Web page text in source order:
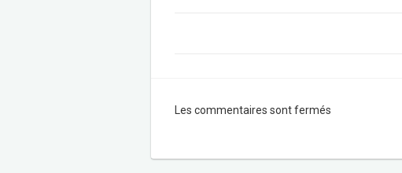
Les commentaires sont fermés